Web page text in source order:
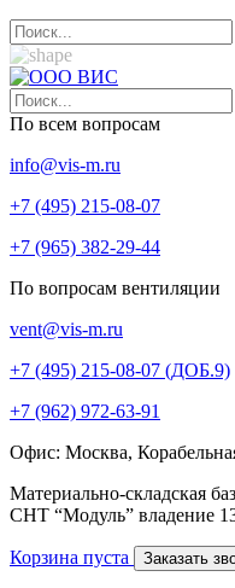
По всем вопросам
info@vis-m.ru
+7 (495) 215-08-07
+7 (965) 382-29-44
По вопросам вентиляции
vent@vis-m.ru
+7 (495) 215-08-07 (ДОБ.9)
+7 (962) 972-63-91
Офис: Москва,
Материально-складская
СНТ “Модуль” владение
Корзина пуста Заказать